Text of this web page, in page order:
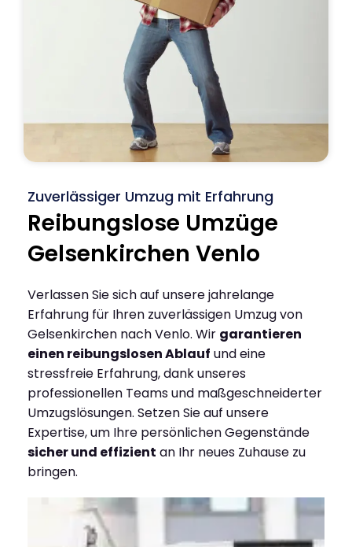
Zuverlässiger Umzug mit Erfahrung
Reibungslose Umzüge
Gelsenkirchen Venlo
Verlassen Sie sich auf unsere jahrelange
Erfahrung für Ihren zuverlässigen Umzug von
Gelsenkirchen nach Venlo. Wir garantieren
einen reibungslosen Ablauf und eine
stressfreie Erfahrung, dank unseres
professionellen Teams und maßgeschneiderter
Umzugslösungen. Setzen Sie auf unsere
Expertise, um Ihre persönlichen Gegenstände
sicher und effizient an Ihr neues Zuhause zu
bringen.